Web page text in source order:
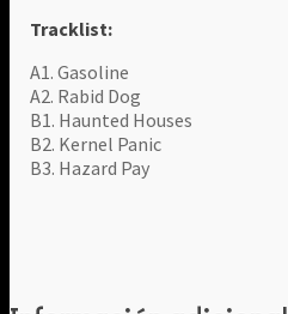
Tracklist:
A1. Gasoline
A2. Rabid Dog
B1. Haunted Houses
B2. Kernel Panic
B3. Hazard Pay